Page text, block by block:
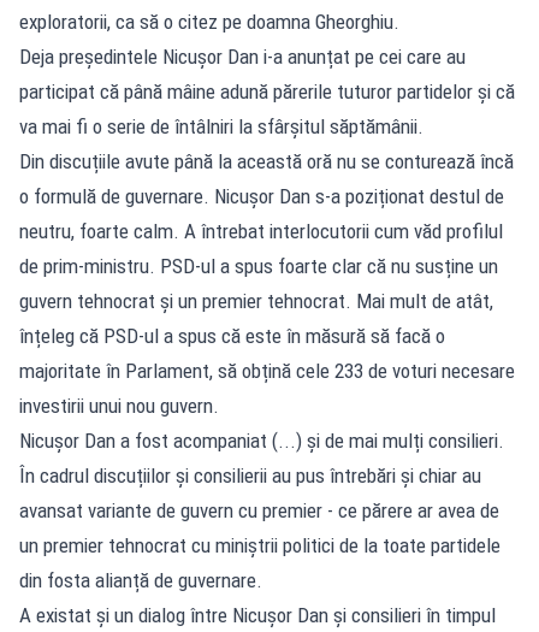
exploratorii, ca să o citez pe doamna Gheorghiu.
Deja președintele Nicușor Dan i-a anunțat pe cei care au
participat că până mâine adună părerile tuturor partidelor și că
va mai fi o serie de întâlniri la sfârșitul săptămânii.
Din discuțiile avute până la această oră nu se conturează încă
o formulă de guvernare. Nicușor Dan s-a poziționat destul de
neutru, foarte calm. A întrebat interlocutorii cum văd profilul
de prim-ministru. PSD-ul a spus foarte clar că nu susține un
guvern tehnocrat și un premier tehnocrat. Mai mult de atât,
înțeleg că PSD-ul a spus că este în măsură să facă o
majoritate în Parlament, să obțină cele 233 de voturi necesare
investirii unui nou guvern.
Nicușor Dan a fost acompaniat (...) și de mai mulți consilieri.
În cadrul discuțiilor și consilierii au pus întrebări și chiar au
avansat variante de guvern cu premier - ce părere ar avea de
un premier tehnocrat cu miniștrii politici de la toate partidele
din fosta alianță de guvernare.
A existat și un dialog între Nicușor Dan și consilieri în timpul